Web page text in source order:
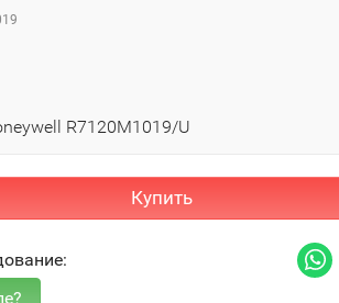
R7120M1019/U
Купить